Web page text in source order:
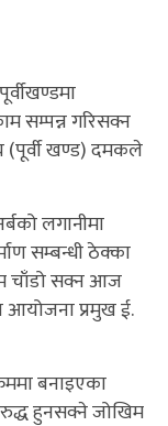
सम्पन्न गरिसक्न
(पूर्वी खण्ड) दमकले
लगानीमा
सम्बन्धी ठेक्का
चाँडो सक्न आज
आयोजना प्रमुख ई.
बनाइएका
हुनसक्ने जोखिम